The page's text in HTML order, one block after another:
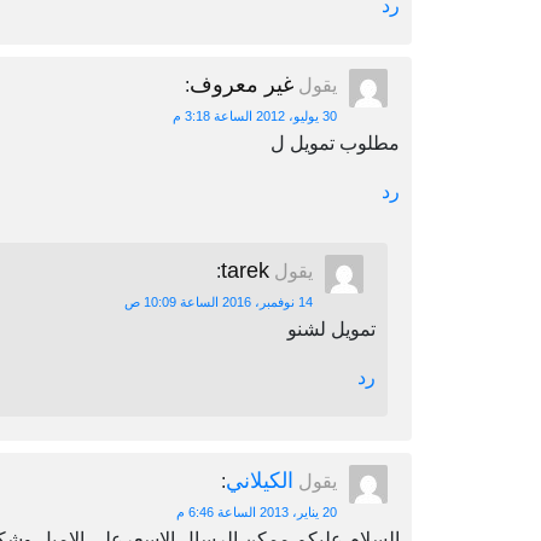
رد
يقول غير معروف:
30 يوليو، 2012 الساعة 3:18 م
مطلوب تمويل ل
رد
يقول tarek
:
14 نوفمبر، 2016 الساعة 10:09 ص
تمويل لشنو
رد
يقول الكيلاني:
20 يناير، 2013 الساعة 6:46 م